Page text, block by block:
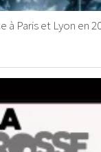
à Paris et Lyon en